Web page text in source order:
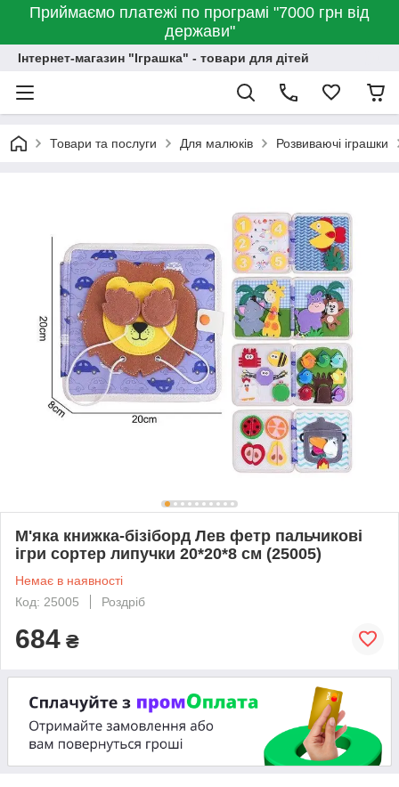
Приймаємо платежі по програмі "7000 грн від
держави"
Інтернет-магазин "Іграшка" - товари для дітей
Товари та послуги Для малюків Розвиваючі іграшки
М'яка книжка-бізіборд Лев фетр пальчикові
ігри сортер липучки 20*20*8 см (25005)
Немає в наявності
Код: 25005
Роздріб
684 ₴